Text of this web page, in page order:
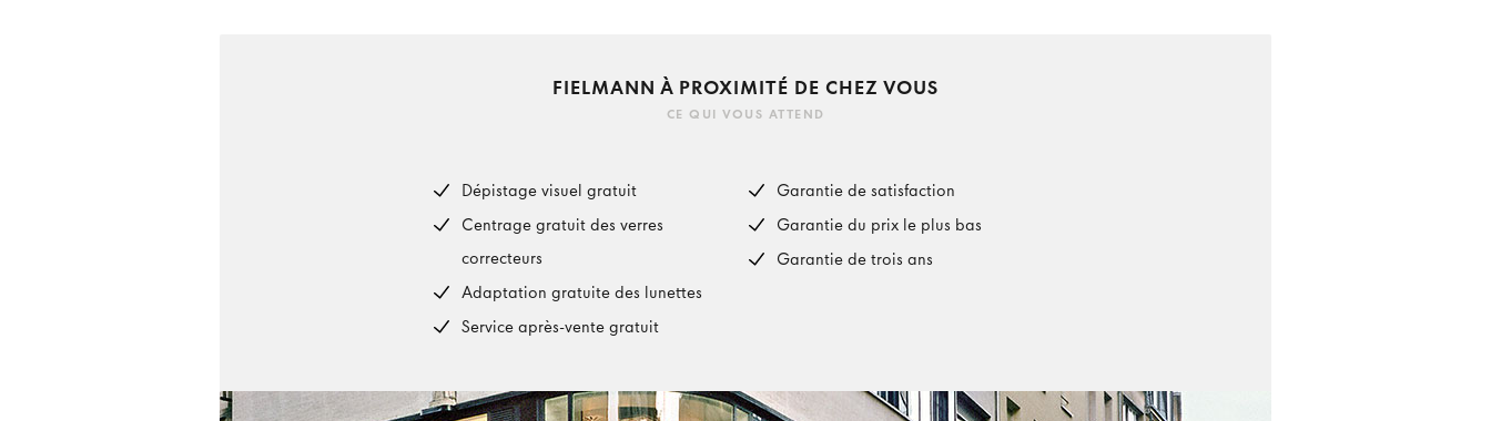
FIELMANN À PROXIMITÉ DE CHEZ VOUS
CE QUI VOUS ATTEND
Dépistage visuel gratuit
Centrage gratuit des verres
correcteurs
Adaptation gratuite des lunettes
Service après-vente gratuit
Garantie de satisfaction
Garantie du prix le plus bas
Garantie de trois ans